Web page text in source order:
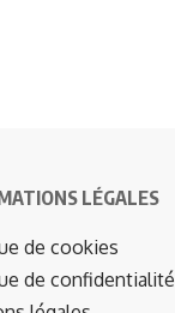
LÉGALES
de cookies
de confidentialité